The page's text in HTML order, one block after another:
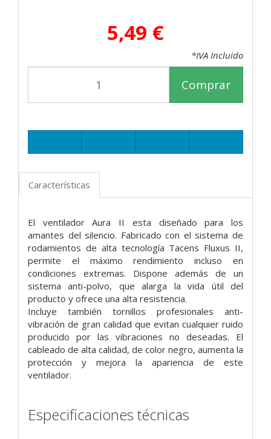
5,49 €
*IVA Incluido
Comprar
Características
El ventilador Aura II esta diseñado para los
amantes del silencio. Fabricado con el sistema de
rodamientos de alta tecnología Tacens Fluxus II,
permite el máximo rendimiento incluso en
condiciones extremas. Dispone además de un
sistema anti-polvo, que alarga la vida útil del
producto y ofrece una alta resistencia.
Incluye también tornillos profesionales anti-
vibración de gran calidad que evitan cualquier ruido
producido por las vibraciones no deseadas. El
cableado de alta calidad, de color negro, aumenta la
protección y mejora la apariencia de este
ventilador.
Especificaciones técnicas